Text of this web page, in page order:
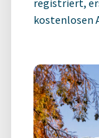
registriert,
kostenlosen